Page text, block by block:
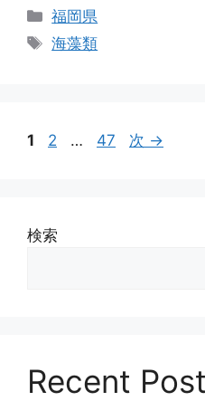
福岡県
海藻類
1 2 … 47 次 →
検索
Recent